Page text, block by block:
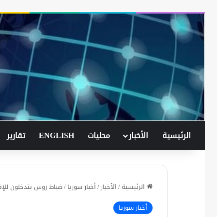
الرئيسية الأخبار محليات ENGLISH تقارير
الرئيسية/الأخبار/أخبار سوريا/ضباط روس يتدخلون
أخبار سوريا